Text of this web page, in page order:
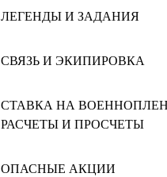
ЛЕГЕНДЫ И ЗАДАНИЯ
СВЯЗЬ И ЭКИПИРОВКА
СТАВКА НА
РАСЧЕТЫ И ПРОСЧЕТЫ
ОПАСНЫЕ АКЦИИ